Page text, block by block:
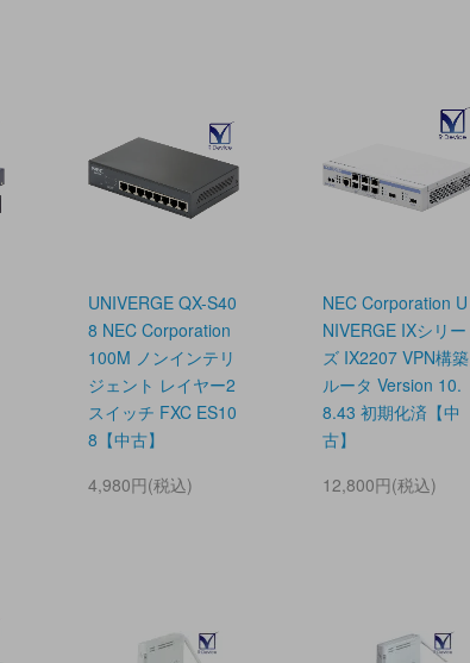
UNIVERGE QX-S40
8 NEC Corporation
100M ノンインテリ
ジェント レイヤー2
スイッチ FXC ES10
8【中古】
4,980円(税込)
NEC Corporation U
NIVERGE IXシリー
ズ IX2207 VPN構築
ルータ Version 10.
8.43 初期化済【中
古】
12,800円(税込)